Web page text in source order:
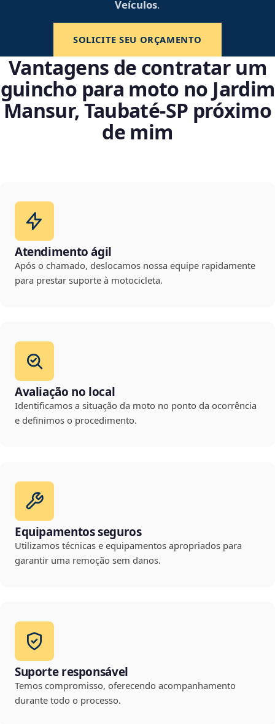
Veículos.
SOLICITE SEU ORÇAMENTO
Vantagens de contratar um
guincho para moto no Jardim
Mansur, Taubaté‑SP próximo
de mim
Atendimento ágil
Após o chamado, deslocamos nossa equipe rapidamente
para prestar suporte à motocicleta.
Avaliação no local
Identificamos a situação da moto no ponto da ocorrência
e definimos o procedimento.
Equipamentos seguros
Utilizamos técnicas e equipamentos apropriados para
garantir uma remoção sem danos.
Suporte responsável
Temos compromisso, oferecendo acompanhamento
durante todo o processo.